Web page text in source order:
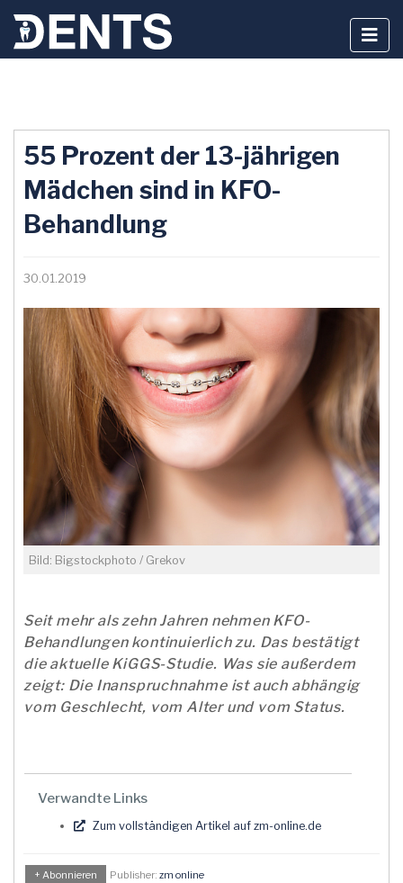
springen
55 Prozent der 13-jährigen
Mädchen sind in KFO-
Behandlung
30.01.2019
Bild: Bigstockphoto / Grekov
Seit mehr als zehn Jahren nehmen KFO-
Behandlungen kontinuierlich zu. Das bestätigt
die aktuelle KiGGS-Studie. Was sie außerdem
zeigt: Die Inanspruchnahme ist auch abhängig
vom Geschlecht, vom Alter und vom Status.
Verwandte Links
Zum vollständigen Artikel auf zm-online.de
+ Abonnieren Publisher: zm online